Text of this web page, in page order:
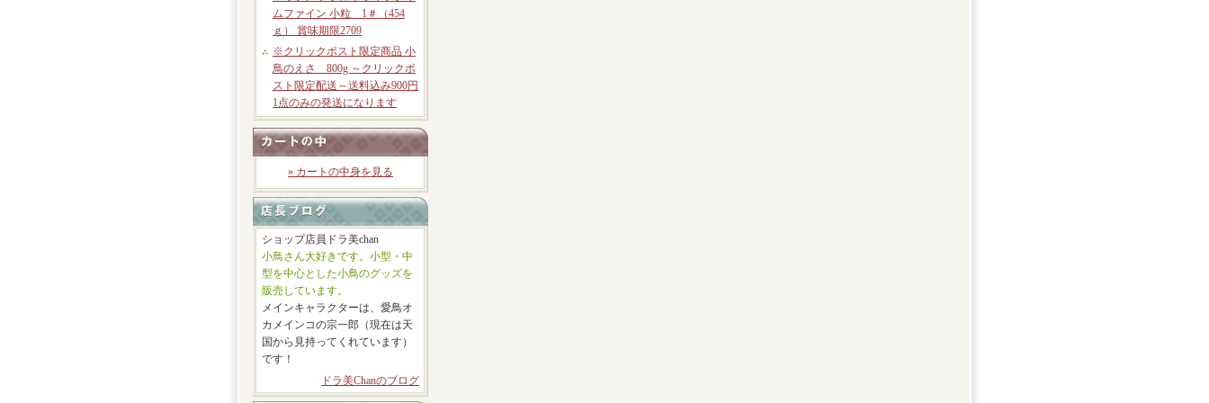
ムファイン 小粒 1＃（454
ｇ） 賞味期限2709
※クリックポスト限定商品 小
鳥のえさ 800g ～クリックポ
スト限定配送～送料込み900円
1点のみの発送になります
» カートの中身を見る
ショップ店員ドラ美chan
小鳥さん大好きです。小型・中
型を中心とした小鳥のグッズを
販売しています。
メインキャラクターは、愛鳥オ
カメインコの宗一郎（現在は天
国から見持ってくれています）
です！
ドラ美Chanのブログ